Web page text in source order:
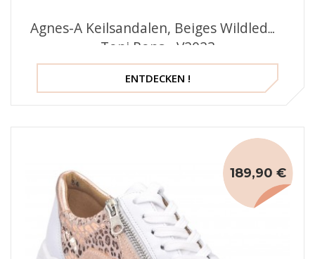
Agnes-A Keilsandalen, Beiges Wildleder,
Toni Pons - V2023
ENTDECKEN !
189,90 €